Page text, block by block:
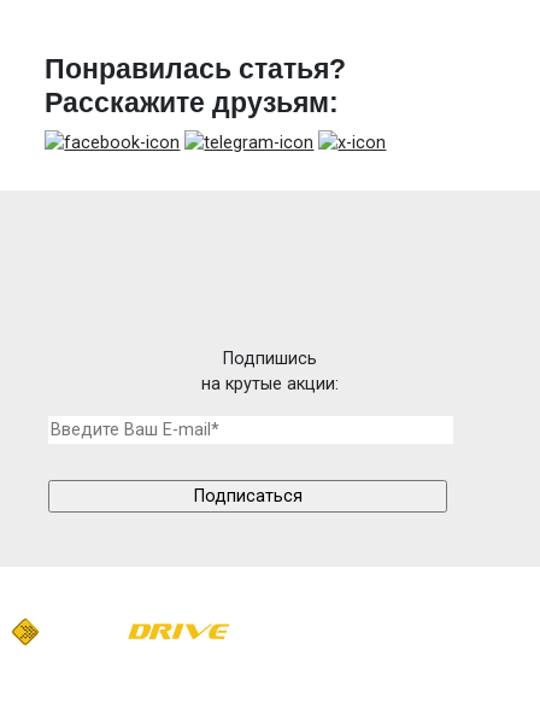
Понравилась статья?
Расскажите друзьям:
Подпишись
на крутые акции: